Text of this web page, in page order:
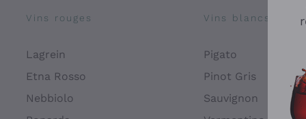
Vins rouges
Lagrein
Etna Rosso
Nebbiolo
Vins blancs
Pigato
Pinot Gris
Sauvignon